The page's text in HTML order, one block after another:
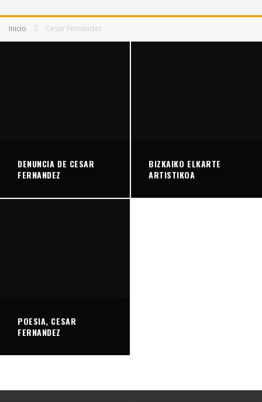
Inicio Cesar Fernandez
DENUNCIA DE CESAR
FERNANDEZ
BIZKAIKO ELKARTE
ARTISTIKOA
POESIA, CESAR
FERNANDEZ